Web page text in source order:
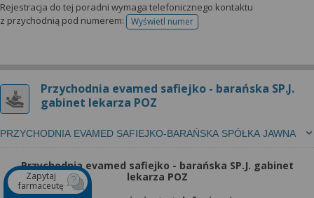
Rejestracja do tej poradni wymaga telefonicznego kontaktu
z przychodnią pod numerem:
Wyświetl numertelefonu do rejestracji
Przychodnia evamed safiejko - barańska SP.J.
gabinet lekarza POZ
PRZYCHODNIA EVAMED SAFIEJKO-BARAŃSKA SPÓŁKA JAWNA
Przychodnia evamed safiejko - barańska SP.J. gabinet
lekarza POZ
Zapytaj
farmaceutę